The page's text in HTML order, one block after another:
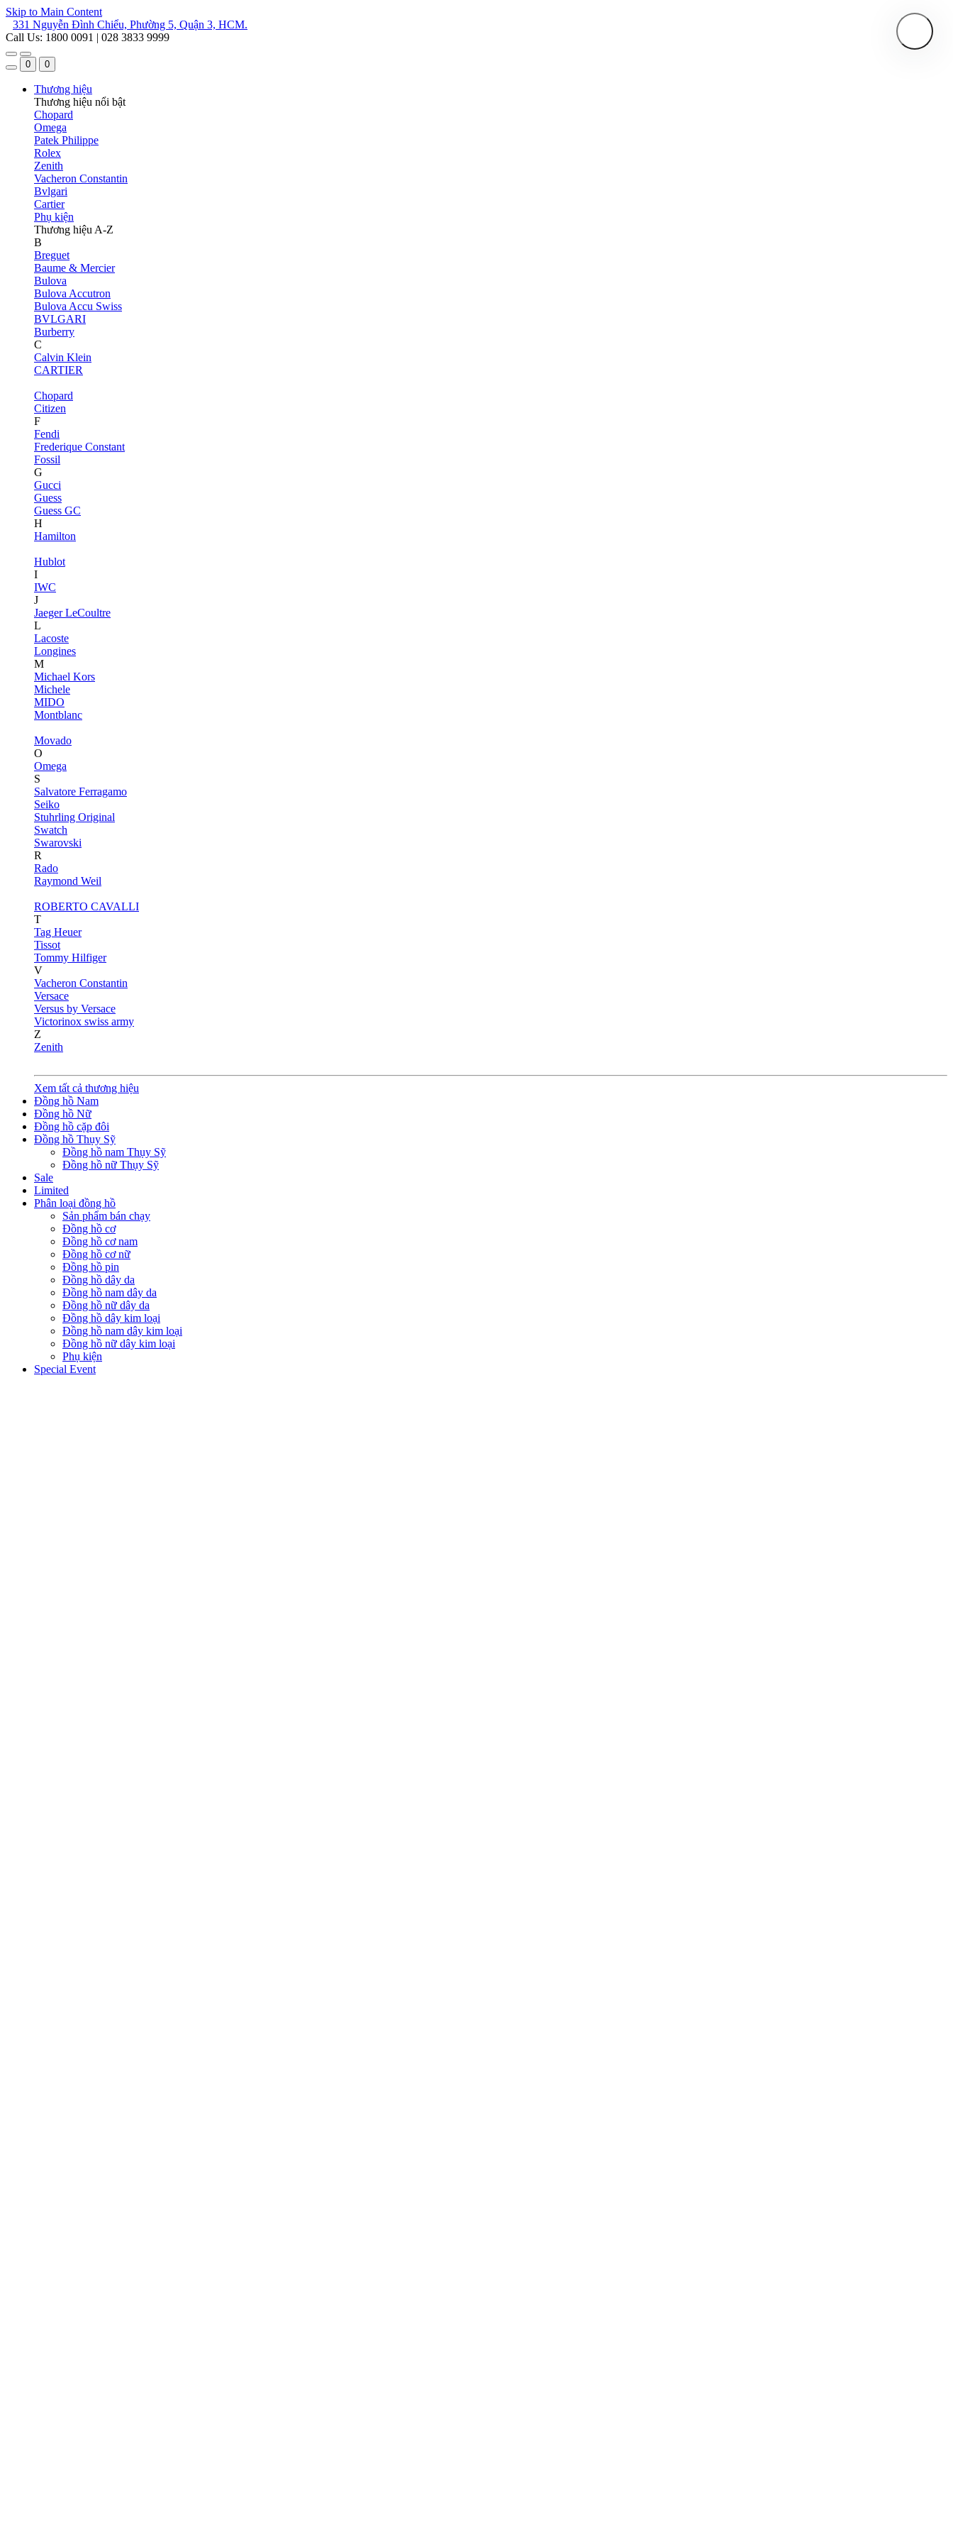
Skip to Main Content
331 Nguyễn Đình Chiểu, Phường 5, Quận 3, HCM.
Call Us: 1800 0091 | 028 3833 9999
0 0
Thương hiệu
Thương hiệu nổi bật
Chopard
Omega
Patek Philippe
Rolex
Zenith
Vacheron Constantin
Bvlgari
Cartier
Phụ kiện
Thương hiệu A-Z
B
Breguet
Baume & Mercier
Bulova
Bulova Accutron
Bulova Accu Swiss
BVLGARI
Burberry
C
Calvin Klein
CARTIER
Chopard
Citizen
F
Fendi
Frederique Constant
Fossil
G
Gucci
Guess
Guess GC
H
Hamilton
Hublot
I
IWC
J
Jaeger LeCoultre
L
Lacoste
Longines
M
Michael Kors
Michele
MIDO
Montblanc
Movado
O
Omega
S
Salvatore Ferragamo
Seiko
Stuhrling Original
Swatch
Swarovski
R
Rado
Raymond Weil
ROBERTO CAVALLI
T
Tag Heuer
Tissot
Tommy Hilfiger
V
Vacheron Constantin
Versace
Versus by Versace
Victorinox swiss army
Z
Zenith
Xem tất cả thương hiệu
Đồng hồ Nam
Đồng hồ Nữ
Đồng hồ cặp đôi
Đồng hồ Thụy Sỹ
Đồng hồ nam Thụy Sỹ
Đồng hồ nữ Thụy Sỹ
Sale
Limited
Phân loại đồng hồ
Sản phẩm bán chạy
Đồng hồ cơ
Đồng hồ cơ nam
Đồng hồ cơ nữ
Đồng hồ pin
Đồng hồ dây da
Đồng hồ nam dây da
Đồng hồ nữ dây da
Đồng hồ dây kim loại
Đồng hồ nam dây kim loại
Đồng hồ nữ dây kim loại
Phụ kiện
Special Event